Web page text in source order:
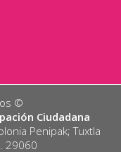
©️
Ciudadana
Penipak; Tuxtla
29060